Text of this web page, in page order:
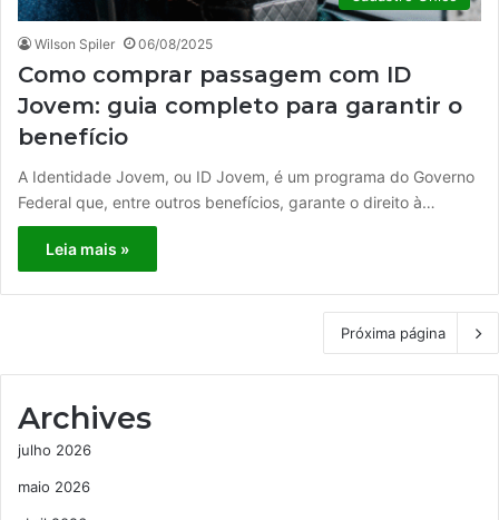
Wilson Spiler 06/08/2025
Como comprar passagem com ID
Jovem: guia completo para garantir o
benefício
A Identidade Jovem, ou ID Jovem, é um programa do Governo
Federal que, entre outros benefícios, garante o direito à…
Leia mais »
Próxima página
Archives
julho 2026
maio 2026